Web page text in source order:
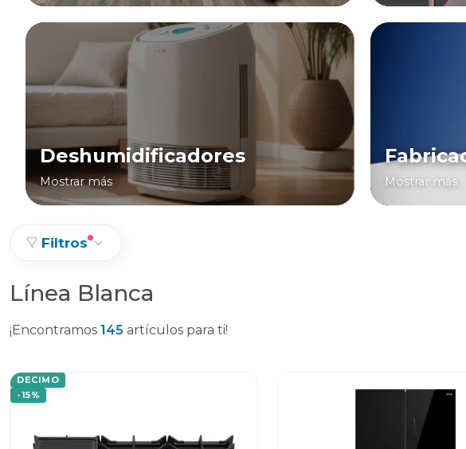
Deshumidificadores
Mostrar más Mostrar más
Filtros
Línea Blanca
¡Encontramos 145 artículos para ti!
DECIMO
-15%